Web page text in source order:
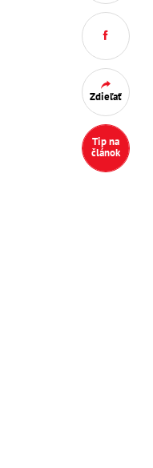
Zdieľať
Tip na
článok